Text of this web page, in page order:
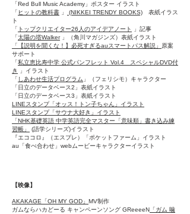
「Red Bull Music Academy」ポスター イラスト
「 ヒットの教科書 」 (NIKKEI TRENDY BOOKS) 表紙イラス
ト
「 トップクリエイター26人のアイデアノート
」記事
「太陽の塔Walker」（角川マガジンズ）表紙イラスト
「【説明を聞くな！】必死すぎるauスマートパス解説」 原案
サポート
「私立恵比寿中学 公式パンフレット Vol.4 スペシャルDVD付
き
」イラスト
「 しあわせ生活プログラム 」（フェリシモ）キャラクター
「日立のデータベース2」表紙イラスト
「日立のデータベース3」表紙イラスト
LINEスタンプ「オッス！トン子ちゃん」 イラスト
LINEスタンプ「サウナ大好き」 イラスト
「NHK基礎英語 中学英語完全マスター「意味順」書き込み練
習帳」
(語学シリーズ)イラスト
『エココロ』（エスプレ）「ポケットファーム」イラスト
au「食べ合わせ」webムービーキャラクターイラスト
【映像】
AKAKAGE「OH MY GOD」 MV制作
ガムならハカどーる キャンペーンソング GReeeeN 「ガム 噛